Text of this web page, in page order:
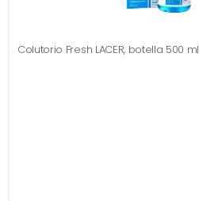
Colutorio Fresh LACER, botella 500 ml